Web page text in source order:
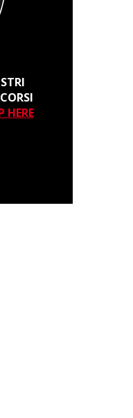
16cm UV Natural
HERE